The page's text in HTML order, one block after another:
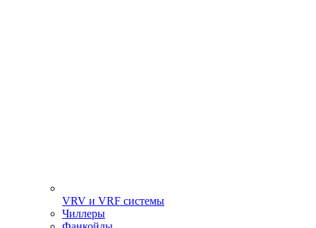
VRV и VRF системы
Чиллеры